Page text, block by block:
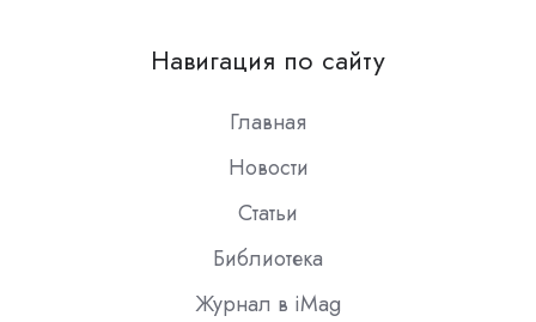
Slack
Навигация по сайту
Главная
Новости
Статьи
Библиотека
Журнал в iMag